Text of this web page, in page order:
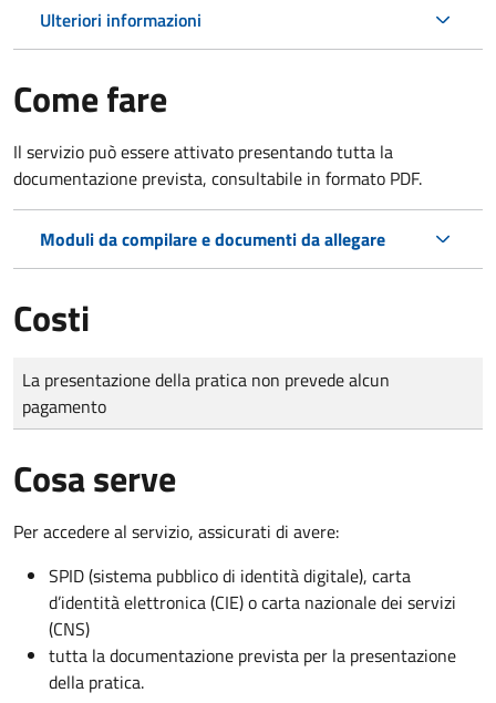
Ulteriori informazioni
Come fare
Il servizio può essere attivato presentando tutta la
documentazione prevista, consultabile in formato PDF.
Moduli da compilare e documenti da allegare
Costi
Tipo di pagamento
Importo
La presentazione della pratica non prevede alcun
pagamento
Cosa serve
Per accedere al servizio, assicurati di avere:
SPID (sistema pubblico di identità digitale), carta
d’identità elettronica (CIE) o carta nazionale dei servizi
(CNS)
tutta la documentazione prevista per la presentazione
della pratica.